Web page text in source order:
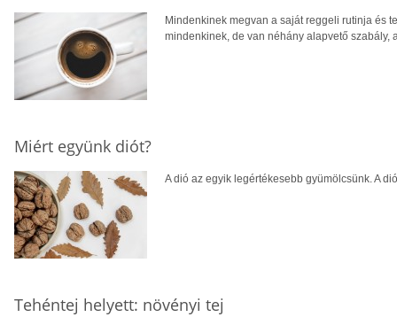
Mindenkinek megvan a saját reggeli rutinja és
mindenkinek, de van néhány alapvető szabály,
Miért együnk diót?
A dió az egyik legértékesebb gyümölcsünk. A
Tehéntej helyett: növényi tej